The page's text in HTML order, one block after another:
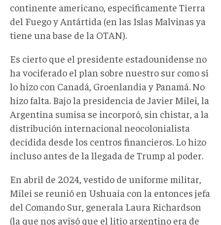
continente americano, específicamente Tierra
del Fuego y Antártida (en las Islas Malvinas ya
tiene una base de la OTAN).
Es cierto que el presidente estadounidense no
ha vociferado el plan sobre nuestro sur como sí
lo hizo con Canadá, Groenlandia y Panamá. No
hizo falta. Bajo la presidencia de Javier Milei, la
Argentina sumisa se incorporó, sin chistar, a la
distribución internacional neocolonialista
decidida desde los centros financieros. Lo hizo
incluso antes de la llegada de Trump al poder.
En abril de 2024, vestido de uniforme militar,
Milei se reunió en Ushuaia con la entonces jefa
del Comando Sur, generala Laura Richardson
(la que nos avisó que el litio argentino era de